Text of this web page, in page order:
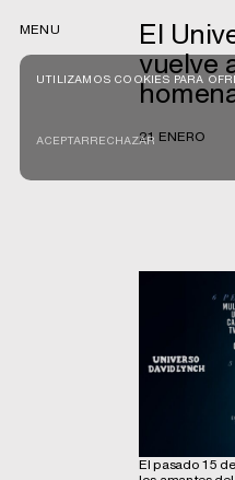
UTILIZAMOS COOKIES PARA
ACEPTARRECHAZAR
MENU El
vuelve
21 ENERO
El pasado 15